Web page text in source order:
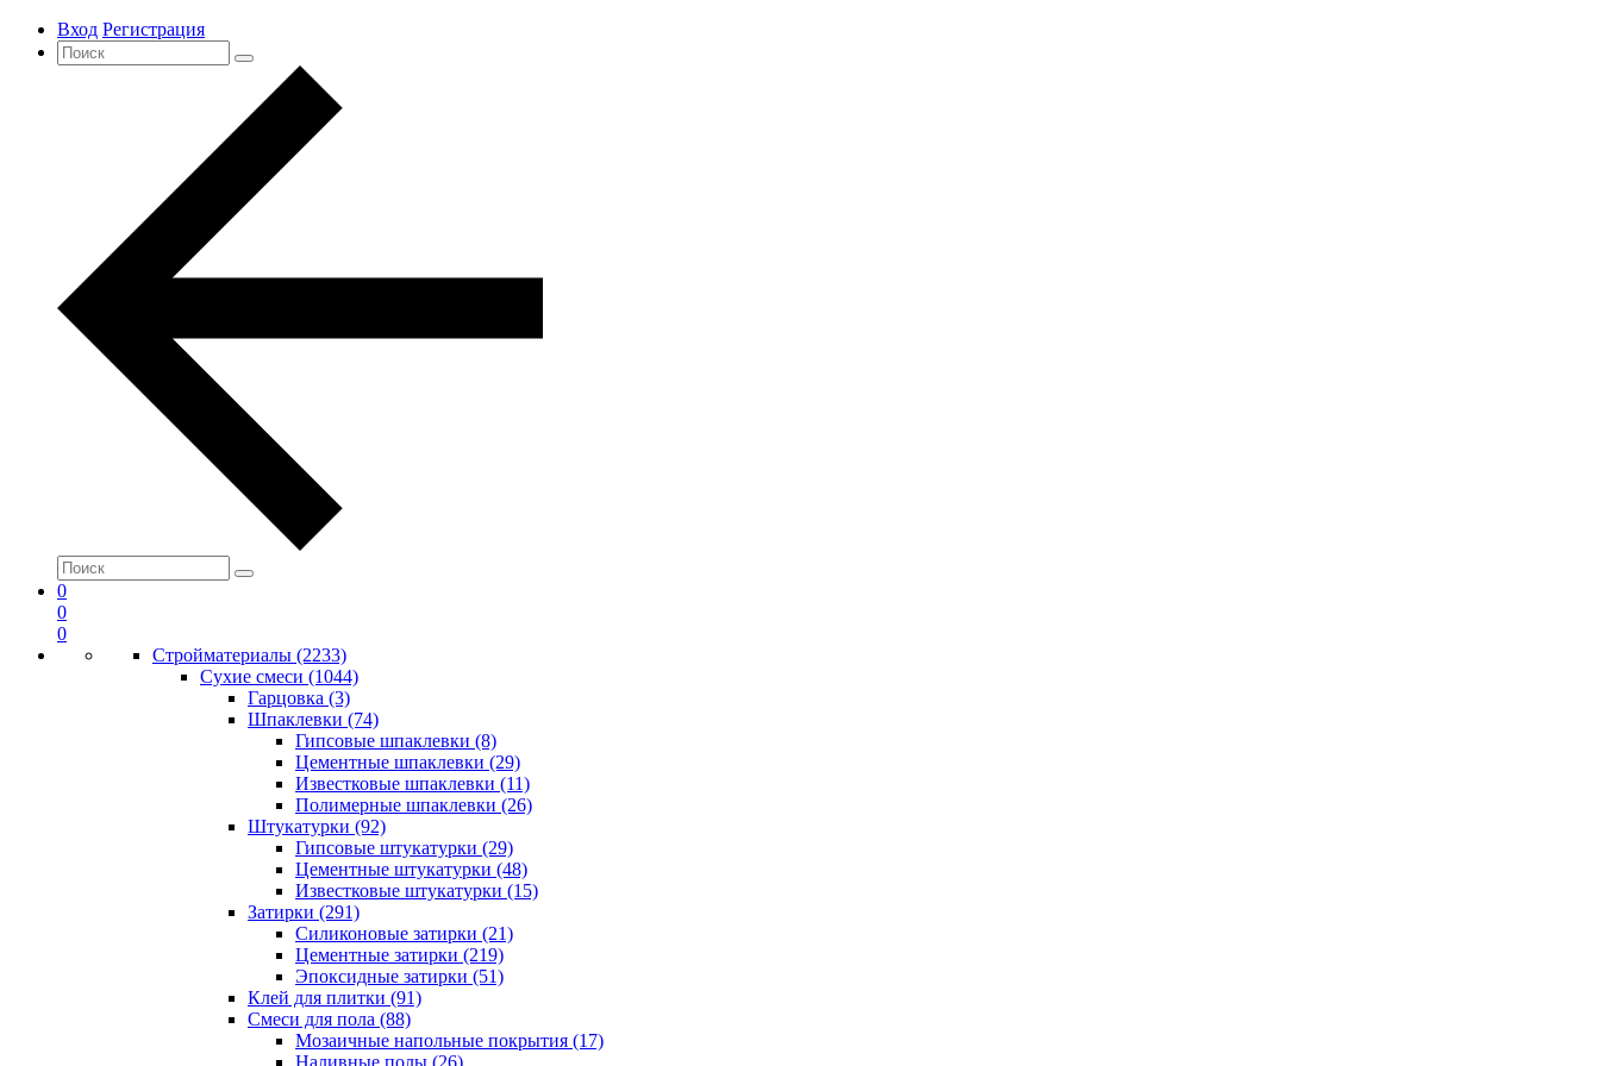
Вход Регистрация
0
0
0
Стройматериалы (2233)
Сухие смеси (1044)
Гарцовка (3)
Шпаклевки (74)
Гипсовые шпаклевки (8)
Цементные шпаклевки (29)
Известковые шпаклевки (11)
Полимерные шпаклевки (26)
Штукатурки (92)
Гипсовые штукатурки (29)
Цементные штукатурки (48)
Известковые штукатурки (15)
Затирки (291)
Силиконовые затирки (21)
Цементные затирки (219)
Эпоксидные затирки (51)
Клей для плитки (91)
Смеси для пола (88)
Мозаичные напольные покрытия (17)
Наливные полы (26)